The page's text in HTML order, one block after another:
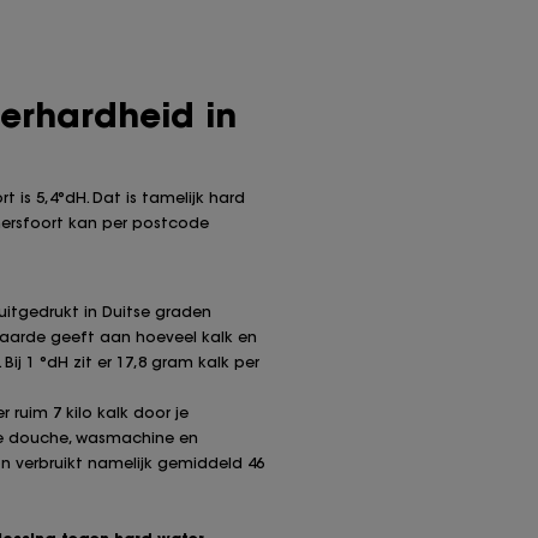
in
is 5,4°dH. Dat is tamelijk hard
kan per postcode
in Duitse graden
geeft aan hoeveel kalk en
1 °dH zit er 17,8 gram kalk per
ruim 7 kilo kalk door je
douche, wasmachine en
verbruikt namelijk gemiddeld 46